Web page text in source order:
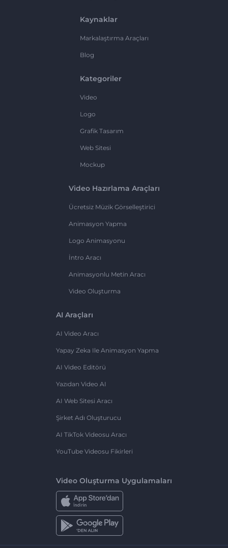
Kaynaklar
Markalaştırma Araçları
Blog
Kategoriler
Video
Logo
Grafik Tasarım
Web Sitesi
Mockup
Video Hazırlama Araçları
Ücretsiz Müzik Görselleştirici
Animasyon Yapma
Logo Animasyonu
İntro Aracı
Animasyonlu Metin Aracı
Video Oluşturma
AI Araçları
AI Video Aracı
Yapay Zeka Ile Animasyon Yapma
AI Video Editörü
Yazıdan Video AI
AI Web Sitesi Aracı
Şirket Adı Oluşturucu
AI TikTok Videosu Aracı
YouTube Videosu Fikirleri
Video Oluşturma Uygulamaları